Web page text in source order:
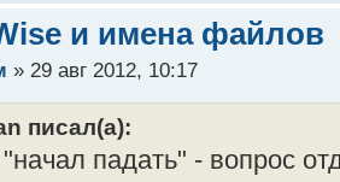
и имена файлов
» 29 авг 2012, 10:17
писал(а):
падать" - вопрос